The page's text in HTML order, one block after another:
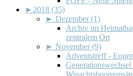
► 2018 (35)
► Dezember (1)
Archiv im
zentralem Ort
► November (9)
Adventstreff -